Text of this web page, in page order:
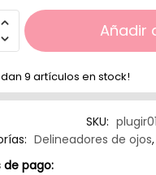
Añadir
9 artículos en stock!
SKU: plugir01
Delineadores de ojos,
de pago: